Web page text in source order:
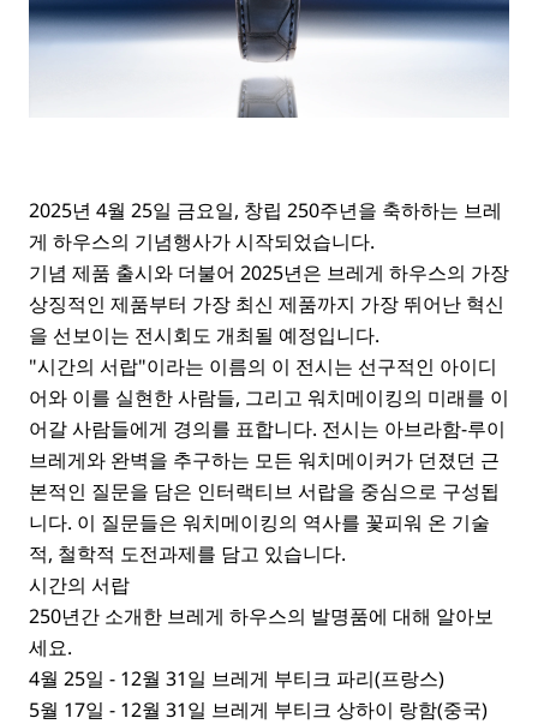
2025년 4월 25일 금요일, 창립 250주년을 축하하는 브레
게 하우스의 기념행사가 시작되었습니다.
기념 제품 출시와 더불어 2025년은 브레게 하우스의 가장
상징적인 제품부터 가장 최신 제품까지 가장 뛰어난 혁신
을 선보이는 전시회도 개최될 예정입니다.
"시간의 서랍"이라는 이름의 이 전시는 선구적인 아이디
어와 이를 실현한 사람들, 그리고 워치메이킹의 미래를 이
어갈 사람들에게 경의를 표합니다. 전시는 아브라함-루이
브레게와 완벽을 추구하는 모든 워치메이커가 던졌던 근
본적인 질문을 담은 인터랙티브 서랍을 중심으로 구성됩
니다. 이 질문들은 워치메이킹의 역사를 꽃피워 온 기술
적, 철학적 도전과제를 담고 있습니다.
시간의 서랍
250년간 소개한 브레게 하우스의 발명품에 대해 알아보
세요.
4월 25일 - 12월 31일 브레게 부티크 파리(프랑스)
5월 17일 - 12월 31일 브레게 부티크 상하이 랑함(중국)